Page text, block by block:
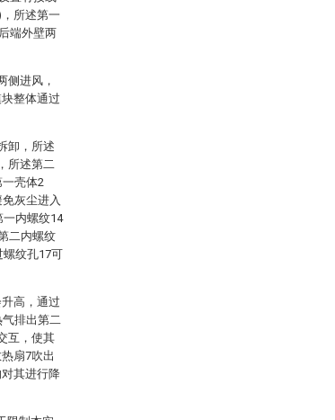
所述第一
端外壁两
侧进风，
整体通过
卸，所述
所述第二
壳体2
灰尘进入
一内螺纹14
二内螺纹
螺纹孔17可
高，通过
排出第二
互，使其
扇7吹出
其进行降